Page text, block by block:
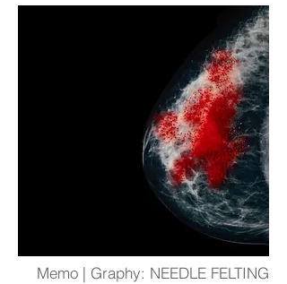
Memo | Graphy: NEEDLE FELTING